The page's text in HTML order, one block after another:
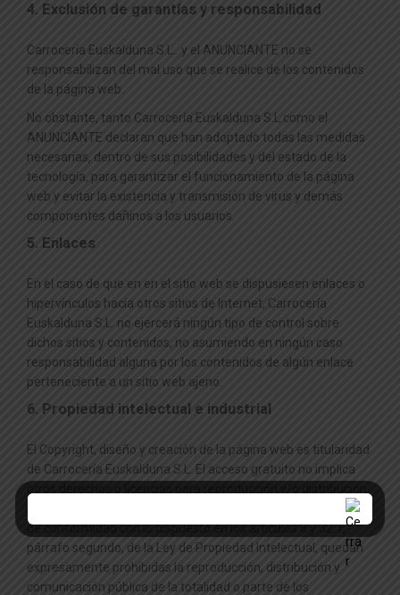
4. Exclusión de garantías y responsabilidad
Carrocería Euskalduna S.L.. y el ANUNCIANTE no se
responsabilizan del mal uso que se realice de los contenidos
de la página web.
No obstante, tanto Carrocería Euskalduna S.L.como el
ANUNCIANTE declaran que han adoptado todas las medidas
necesarias, dentro de sus posibilidades y del estado de la
tecnología, para garantizar el funcionamiento de la página
web y evitar la existencia y transmisión de virus y demás
componentes dañinos a los usuarios.
5. Enlaces
En el caso de que en en el sitio web se dispusiesen enlaces o
hipervínculos hacía otros sitios de Internet, Carrocería
Euskalduna S.L. no ejercerá ningún tipo de control sobre
dichos sitios y contenidos, no asumiendo en ningún caso
responsabilidad alguna por los contenidos de algún enlace
perteneciente a un sitio web ajeno.
6. Propiedad intelectual e industrial
El Copyright, diseño y creación de la página web es titularidad
de Carrocería Euskalduna S.L. El acceso gratuito no implica
sin la previa autorización expresa del propietario, por lo que,
de conformidad con lo dispuesto en los artículos 8 y 32.1,
párrafo segundo, de la Ley de Propiedad Intelectual, quedan
expresamente prohibidas la reproducción, distribución y
comunicación pública de la totalidad o parte de los